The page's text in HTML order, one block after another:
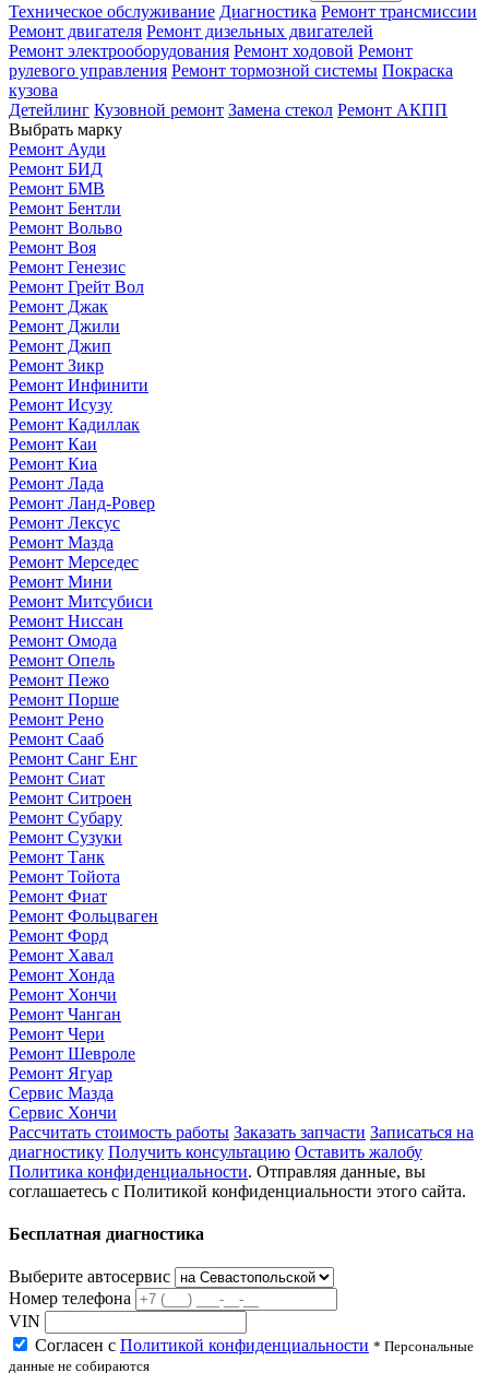
Техническое обслуживание Диагностика Ремонт трансмиссии
Ремонт двигателя Ремонт дизельных двигателей
Ремонт электрооборудования Ремонт ходовой Ремонт
рулевого управления Ремонт тормозной системы Покраска
кузова
Детейлинг Кузовной ремонт Замена стекол Ремонт АКПП
Выбрать марку
Ремонт Ауди
Ремонт БИД
Ремонт БМВ
Ремонт Бентли
Ремонт Вольво
Ремонт Воя
Ремонт Генезис
Ремонт Грейт Вол
Ремонт Джак
Ремонт Джили
Ремонт Джип
Ремонт Зикр
Ремонт Инфинити
Ремонт Исузу
Ремонт Кадиллак
Ремонт Каи
Ремонт Киа
Ремонт Лада
Ремонт Ланд-Ровер
Ремонт Лексус
Ремонт Мазда
Ремонт Мерседес
Ремонт Мини
Ремонт Митсубиси
Ремонт Ниссан
Ремонт Омода
Ремонт Опель
Ремонт Пежо
Ремонт Порше
Ремонт Рено
Ремонт Сааб
Ремонт Санг Енг
Ремонт Сиат
Ремонт Ситроен
Ремонт Субару
Ремонт Сузуки
Ремонт Танк
Ремонт Тойота
Ремонт Фиат
Ремонт Фольцваген
Ремонт Форд
Ремонт Хавал
Ремонт Хонда
Ремонт Хончи
Ремонт Чанган
Ремонт Чери
Ремонт Шевроле
Ремонт Ягуар
Сервис Мазда
Сервис Хончи
Рассчитать стоимость работы Заказать запчасти Записаться на
диагностику Получить консультацию Оставить жалобу
Политика конфиденциальности. Отправляя данные, вы
соглашаетесь с Политикой конфиденциальности этого сайта.
Бесплатная диагностика
Выберите автосервис
Номер телефона
VIN
Согласен с Политикой конфиденциальности * Персональные
данные не собираются